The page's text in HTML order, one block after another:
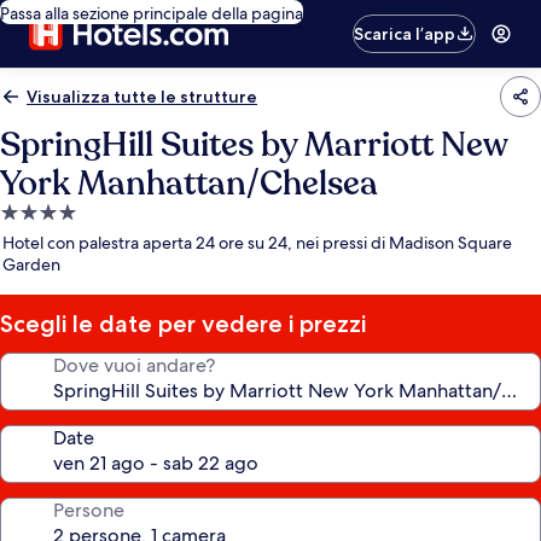
Passa alla sezione principale della pagina
Scarica l’app
Visualizza tutte le strutture
SpringHill Suites by Marriott New
York Manhattan/Chelsea
Struttura
a
4.0
stelle
Hotel con palestra aperta 24 ore su 24, nei pressi di Madison Square
Garden
Scegli le date per vedere i prezzi
Dove vuoi andare?
Date
Persone